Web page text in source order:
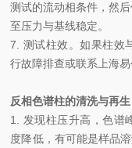
测试的流动相条件，然
至压力与基线稳定。
7. 测试柱效。如果柱效
行故障排查或联系上海易
反相色谱柱的清洗与再生
1. 发现柱压升高，色谱
度降低，有可能是样品